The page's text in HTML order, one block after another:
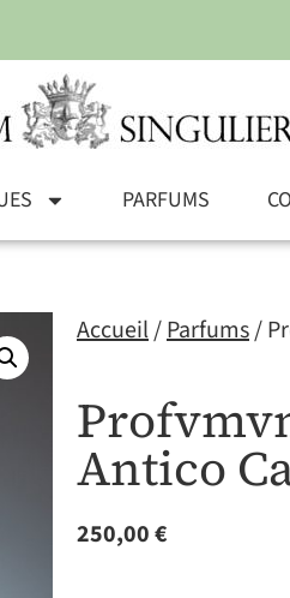
PARFUMS
Accueil/Parfums/
Antico
250,00€